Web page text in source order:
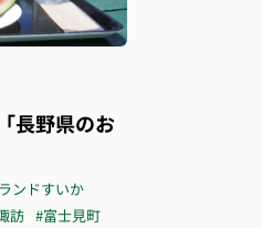
長野県のお
ンドすいか
訪 #富士見町